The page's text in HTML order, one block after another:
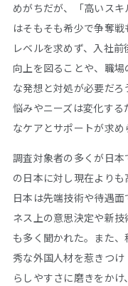
めがちだが、「高いス
はそもそも希少で争奪
レベルを求めず、入社
向上を図ることや、職
な発想と対処が必要だ
悩みやニーズは変化す
なケアとサポートが求め
調査対象者の多くが日
の日本に対し現在より
日本は先端技術や待遇
ネス上の意思決定や新
も多く聞かれた。また
秀な外国人材を惹きつ
らしやすさに磨きをか